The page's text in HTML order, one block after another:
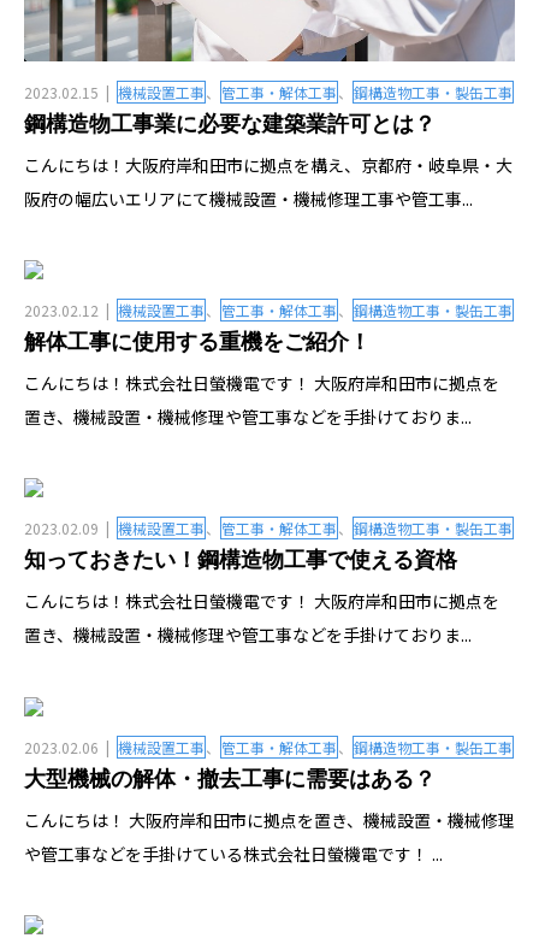
2023.02.15 機械設置工事、 管工事・解体工事、 鋼構造物工事・製缶工事
鋼構造物工事業に必要な建築業許可とは？
こんにちは！大阪府岸和田市に拠点を構え、京都府・岐阜県・大
阪府の幅広いエリアにて機械設置・機械修理工事や管工事...
2023.02.12 機械設置工事、 管工事・解体工事、 鋼構造物工事・製缶工事
解体工事に使用する重機をご紹介！
こんにちは！株式会社日螢機電です！ 大阪府岸和田市に拠点を
置き、機械設置・機械修理や管工事などを手掛けておりま...
2023.02.09 機械設置工事、 管工事・解体工事、 鋼構造物工事・製缶工事
知っておきたい！鋼構造物工事で使える資格
こんにちは！株式会社日螢機電です！ 大阪府岸和田市に拠点を
置き、機械設置・機械修理や管工事などを手掛けておりま...
2023.02.06 機械設置工事、 管工事・解体工事、 鋼構造物工事・製缶工事
大型機械の解体・撤去工事に需要はある？
こんにちは！ 大阪府岸和田市に拠点を置き、機械設置・機械修理
や管工事などを手掛けている株式会社日螢機電です！ ...